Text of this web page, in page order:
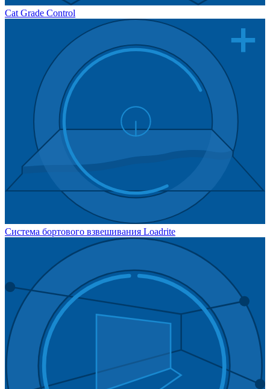
Cat Grade Control
Система бортового взвешивания Loadrite